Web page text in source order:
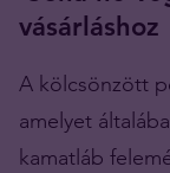
vásárláshoz
A kölcsönzött
amelyet
kamatláb